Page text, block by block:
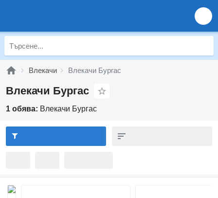
Влекачи Влекачи Бургас
Влекачи Бургас
1 обява: Влекачи Бургас